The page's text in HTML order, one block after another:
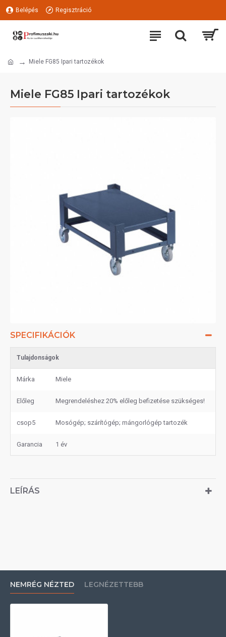
Belépés Regisztráció
Miele FG85 Ipari tartozékok
Miele FG85 Ipari tartozékok
SPECIFIKÁCIÓK
Tulajdonságok
Márka Miele
Előleg Megrendeléshez 20% előleg befizetése szükséges!
csop5 Mosógép; szárítógép; mángorlógép tartozék
Garancia 1 év
LEÍRÁS
NEMRÉG NÉZTED LEGNÉZETTEBB